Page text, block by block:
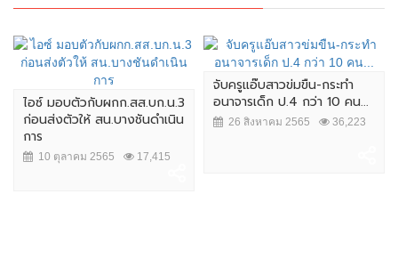
ไอซ์ มอบตัวกับผกก.สส.บก.น.3
ก่อนส่งตัวให้ สน.บางชันดำเนิน
การ
10 ตุลาคม 2565 17,415
จับครูแอ๊บสาวข่มขืน-กระทำ
อนาจารเด็ก ป.4 กว่า 10 คน...
26 สิงหาคม 2565 36,223